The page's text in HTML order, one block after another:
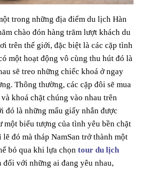
trong những địa điểm du lịch Hàn
chào đón hàng trăm lượt khách du
trên thế giới, đặc biệt là các cặp tình
một hoạt động vô cùng thu hút đó là
sẽ treo những chiếc khoá ở ngay
Thông thường, các cặp đôi sẽ mua
khoá chặt chúng vào nhau trên
đó là những mẩu giấy nhắn được
một biểu tượng của tình yêu bền chặt
đó mà tháp NamSan trở thành một
bỏ qua khi lựa chọn tour du lịch
đối với những ai đang yêu nhau,